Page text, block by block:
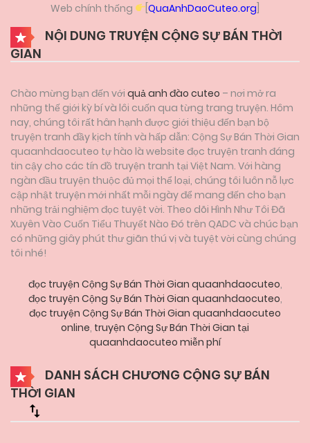
Web chính thống [QuaAnhDaoCuteo.org
NỘI DUNG TRUYỆN CỘNG SỰ BÁN THỜI
GIAN
Chào mừng bạn đến với quả anh đào cuteo – nơi mở ra
những thế giới kỳ bí và lôi cuốn qua từng trang truyện. Hôm
nay, chúng tôi rất hân hạnh được giới thiệu đến bạn bộ
truyện tranh đầy kịch tính và hấp dẫn: Cộng Sự Bán Thời Gian
quaanhdaocuteo tự hào là website đọc truyện tranh đáng
tin cậy cho các tín đồ truyện tranh tại Việt Nam. Với hàng
ngàn đầu truyện thuộc đủ mọi thể loại, chúng tôi luôn nỗ lực
cập nhật truyện mới nhất mỗi ngày để mang đến cho bạn
những trải nghiệm đọc tuyệt vời. Theo dõi Hình Như Tôi Đã
Xuyên Vào Cuốn Tiểu Thuyết Nào Đó trên QADC và chúc bạn
có những giây phút thư giãn thú vị và tuyệt vời cùng chúng
tôi nhé!
đọc truyện Cộng Sự Bán Thời Gian quaanhdaocuteo,
đọc truyện Cộng Sự Bán Thời Gian quaanhdaocuteo,
đọc truyện Cộng Sự Bán Thời Gian quaanhdaocuteo
online, truyện Cộng Sự Bán Thời Gian tại
quaanhdaocuteo miễn phí
DANH SÁCH CHƯƠNG CỘNG SỰ BÁN
THỜI GIAN